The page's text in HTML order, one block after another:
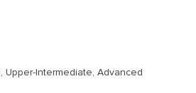
Upper-Intermediate, Advanced